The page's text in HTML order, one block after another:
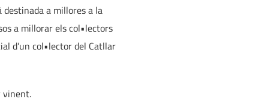
a millores a la
a millorar els col•lectors
d’un col•lector del Catllar
vinent.